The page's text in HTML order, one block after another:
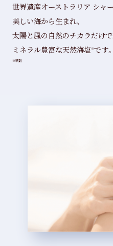
世界遺産オーストラリア シャ
美しい海から生まれ、
太陽と風の自然のチカラだけで
ミネラル豊富な天然海塩 ※です。
※基剤